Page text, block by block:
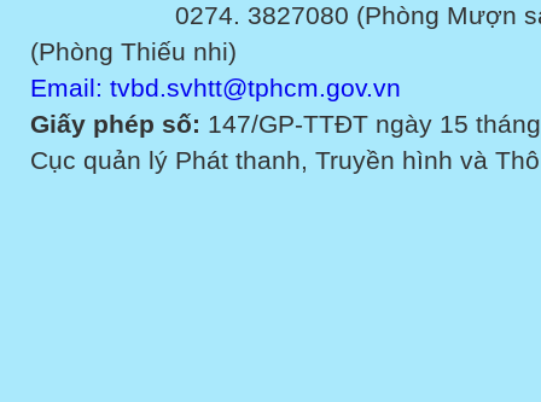
0274. 3827080 (Phòng Mượn sách
(Phòng Thiếu nhi)
Email: tvbd.svhtt@tphcm.gov.vn
Giấy phép số: 147/GP-TTĐT ngày 15
Cục quản lý Phát thanh, Truyền hình và